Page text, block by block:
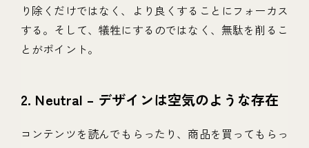
り除くだけではなく、より良くすることにフォーカス
する。そして、犠牲にするのではなく、無駄を削るこ
とがポイント。
2. Neutral – デザインは空気のような存在
コンテンツを読んでもらったり、商品を買ってもらっ